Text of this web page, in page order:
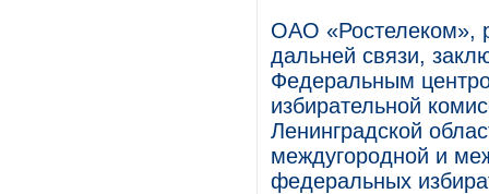
ОАО «Ростелеком»,
дальней связи,
Федеральным
избирательной
Ленинградской
междугородной и
федеральных